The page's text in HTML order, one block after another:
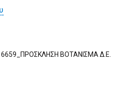
ΒΟΤΑΝΙΣΜΑ Δ.Ε.